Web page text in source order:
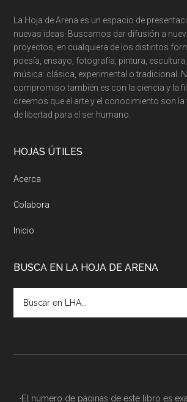
La Hoja de Arena es un espacio de
nuevas ideas. Buscamos dar difusión a
proyectos, en cualquiera de los distintos
poesía, ensayo, fotografía, pintura,
música: clásica, experimental o tradicional.
compromiso también es con la ciencia y la
creemos que el arte y el conocimiento son la
de libertad para el ser humano.
HOJAS ÚTILES
Acerca
Colabora
Inicio
BUSCA EN LA HOJA DE ARENA
·El número de páginas de este libro es